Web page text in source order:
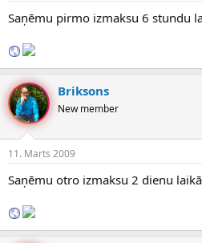
Saņēmu pirmo izmaksu 6 stundu
Briksons
New member
11. Marts 2009
Saņēmu otro izmaksu 2 dienu